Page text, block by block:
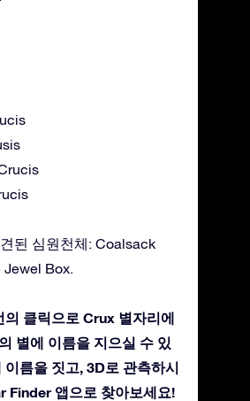
된 심원천체: Coalsack
Jewel Box.
의 클릭으로 Crux 별자리에
별에 이름을 지으실 수 있
이름을 짓고, 3D로 관측하시
Finder 앱으로 찾아보세요!